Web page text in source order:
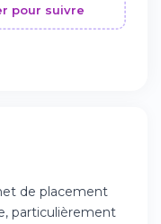
pour suivre
de placement
particulièrement